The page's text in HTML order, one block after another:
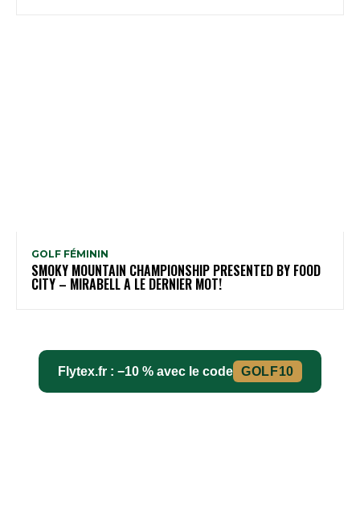
GOLF FÉMININ
SMOKY MOUNTAIN CHAMPIONSHIP PRESENTED BY FOOD
CITY – MIRABELL A LE DERNIER MOT!
Flytex.fr : −10 % avec le code GOLF10